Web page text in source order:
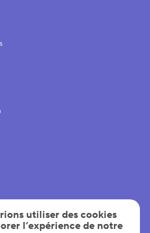
utiliser des cookies
l’expérience de notre